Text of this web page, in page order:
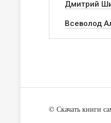
Дмитрий
Всеволод
© Скачать книги